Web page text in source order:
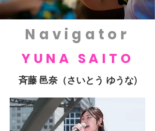
Navigator
​YUNA SAITO
斉藤 邑奈（さいとう ゆうな)